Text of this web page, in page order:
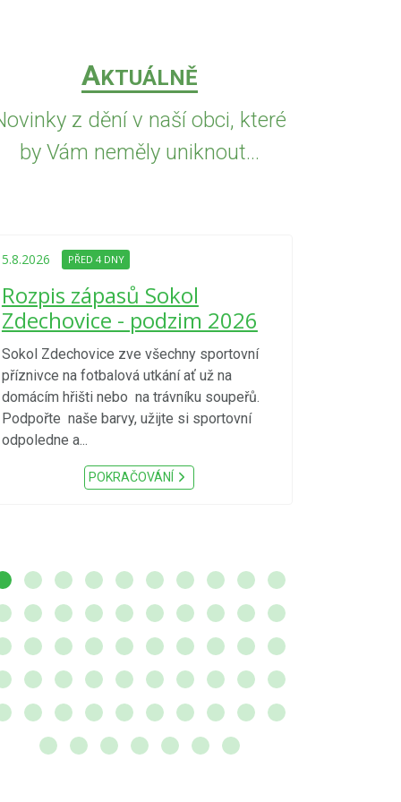
AKTUÁLNĚ
z dění v naší obci, které
by Vám neměly uniknout...
5.8.2026 PŘED 4 DNY
Rozpis zápasů Sokol
Zdechovice - podzim 2026
Sokol Zdechovice zve všechny sportovní
příznivce na fotbalová utkání ať už na
domácím hřišti nebo na trávníku soupeřů.
Podpořte naše barvy, užijte si sportovní
odpoledne a...
POKRAČOVÁNÍ